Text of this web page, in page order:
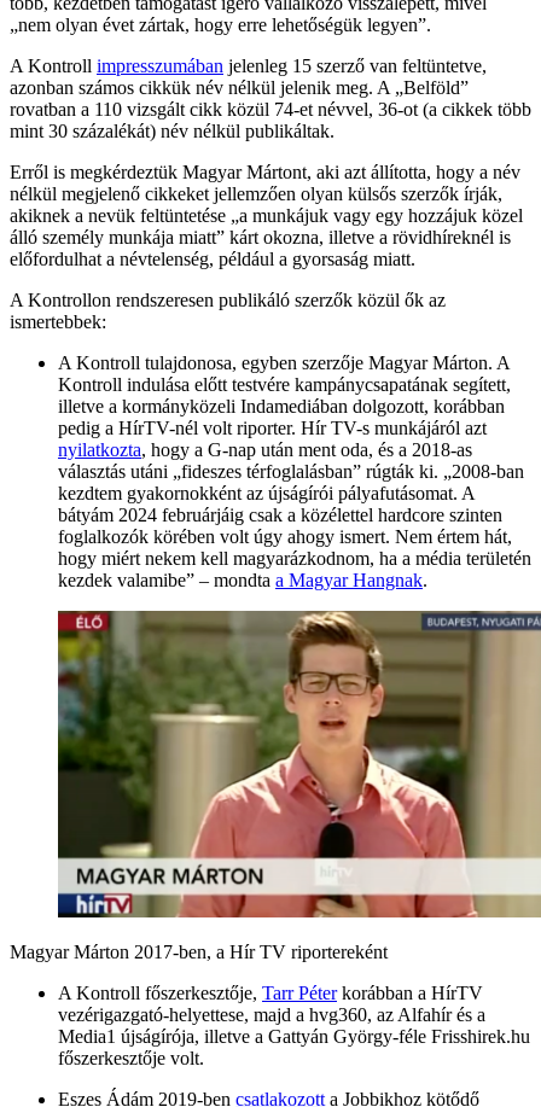
„nem olyan évet zártak, hogy erre lehetőségük legyen”.
A Kontroll impresszumában jelenleg 15 szerző van feltüntetve,
azonban számos cikkük név nélkül jelenik meg. A „Belföld”
rovatban a 110 vizsgált cikk közül 74-et névvel, 36-ot (a cikkek több
mint 30 százalékát) név nélkül publikáltak.
Erről is megkérdeztük Magyar Mártont, aki azt állította, hogy a név
nélkül megjelenő cikkeket jellemzően olyan külsős szerzők írják,
akiknek a nevük feltüntetése „a munkájuk vagy egy hozzájuk közel
álló személy munkája miatt” kárt okozna, illetve a rövidhíreknél is
előfordulhat a névtelenség, például a gyorsaság miatt.
A Kontrollon rendszeresen publikáló szerzők közül ők az
ismertebbek:
A Kontroll tulajdonosa, egyben szerzője Magyar Márton. A
Kontroll indulása előtt testvére kampánycsapatának segített,
illetve a kormányközeli Indamediában dolgozott, korábban
pedig a HírTV-nél volt riporter. Hír TV-s munkájáról azt
nyilatkozta, hogy a G-nap után ment oda, és a 2018-as
választás utáni „fideszes térfoglalásban” rúgták ki. „2008-ban
kezdtem gyakornokként az újságírói pályafutásomat. A
bátyám 2024 februárjáig csak a közélettel hardcore szinten
foglalkozók körében volt úgy ahogy ismert. Nem értem hát,
hogy miért nekem kell magyarázkodnom, ha a média területén
kezdek valamibe” – mondta a Magyar Hangnak.
Magyar Márton 2017-ben, a Hír TV riportereként
A Kontroll főszerkesztője, Tarr Péterkorábban a HírTV
vezérigazgató-helyettese, majd a hvg360, az Alfahír és a
Media1 újságírója, illetve a Gattyán György-féle Frisshirek.hu
főszerkesztője volt.
Eszes Ádám 2019-ben csatlakozott a Jobbikhoz kötődő